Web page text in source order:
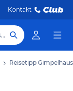
Kontakt
Hotel, Reiseziel
Reisetipp Gimpelhaus